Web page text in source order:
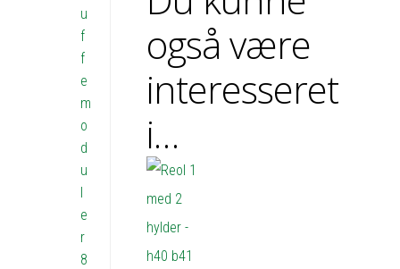
også være
interesseret
i…
u
f
f
e
m
o
d
u
l
e
r
8